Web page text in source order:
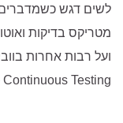
מטריקס בדיקות
Continuous Testing – לבדוק בכל מקום וכל הזמן!.